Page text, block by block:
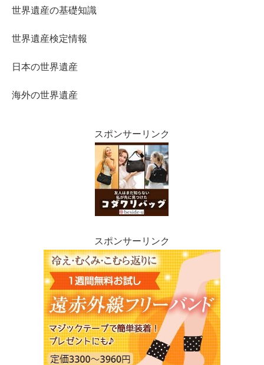
世界遺産の基礎知識
世界遺産検定情報
日本の世界遺産
海外の世界遺産
スポンサーリンク
スポンサーリンク